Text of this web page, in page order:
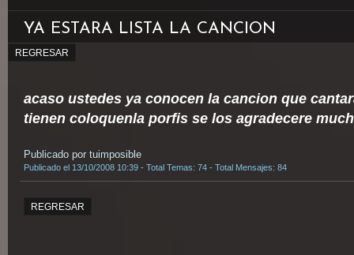
YA ESTARA LISTA LA CANCION
REGRESAR
acaso ustedes ya conocen la cancion que
tienen coloquenla porfis se los agradecere
Publicado por tuimposible
Publicado el 13/10/2008 10:39 - Total Temas: 74 - Total Mensajes: 84
REGRESAR